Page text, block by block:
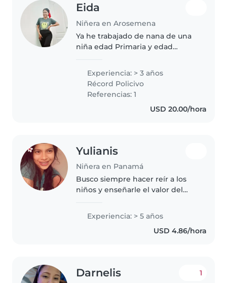
Eida
Niñera en Arosemena
Ya he trabajado de nana de una
niña edad Primaria y edad
canguro, me encanta pasar
tiempo con niños y me
considero una persona
Experiencia: > 3 años
Récord Policivo
Referencias: 1
USD 20.00/hora
Yulianis
Niñera en Panamá
Busco siempre hacer reír a los
niños y enseñarle el valor del
Experiencia: > 5 años
USD 4.86/hora
Darnelis 1